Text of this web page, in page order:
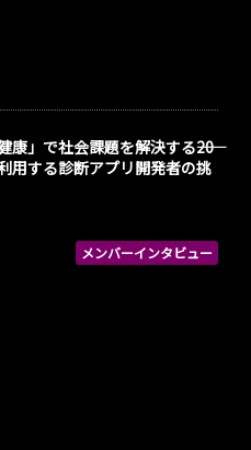
メンバーインタビュー
康」で社会課題を解決する――20
用する診断アプリ開発者の挑